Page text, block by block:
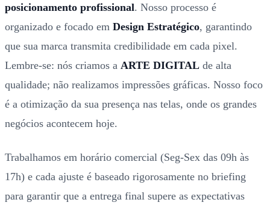
posicionamento profissional. Nosso processo é
organizado e focado em Design Estratégico, garantindo
que sua marca transmita credibilidade em cada pixel.
Lembre-se: nós criamos a ARTE DIGITAL de alta
qualidade; não realizamos impressões gráficas. Nosso foco
é a otimização da sua presença nas telas, onde os grandes
negócios acontecem hoje.
Trabalhamos em horário comercial (Seg-Sex das 09h às
17h) e cada ajuste é baseado rigorosamente no briefing
para garantir que a entrega final supere as expectativas